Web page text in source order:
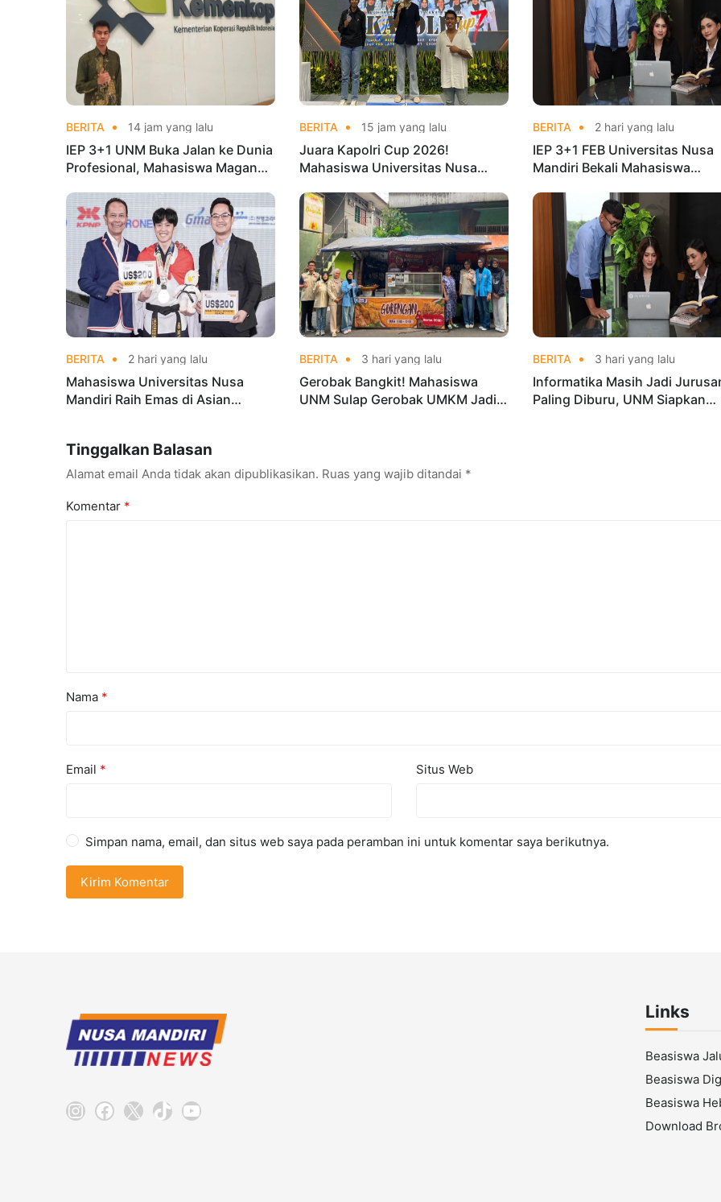
BERITA 14 jam yang lalu
IEP 3+1 UNM Buka Jalan ke Dunia
Profesional, Mahasiswa Magang
BERITA 15 jam yang lalu
Juara Kapolri Cup 2026!
Mahasiswa Universitas Nusa
di Kejurnas Taekwondo
BERITA 2 hari yang lalu
IEP 3+1 FEB Universitas Nusa
Mandiri Bekali Mahasiswa
BERITA 2 hari yang lalu
Mahasiswa Universitas Nusa
Mandiri Raih Emas di Asian
BERITA 3 hari yang lalu
Gerobak Bangkit! Mahasiswa
UNM Sulap Gerobak UMKM Jadi
BERITA 3 hari yang lalu
Informatika Masih Jadi
Paling Diburu, UNM Siapkan
Tinggalkan Balasan
Alamat email Anda tidak akan dipublikasikan. Ruas yang wajib ditandai *
Komentar *
Nama *
Email * Situs Web
Simpan nama, email, dan situs web saya pada peramban ini untuk komentar saya berikutnya.
Instagram
Facebook
X TikTokYouTube
Links
Beasiswa
Beasiswa
Beasiswa
Download